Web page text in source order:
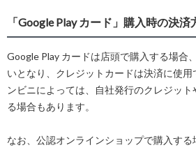
「Google Play カード」購入時の決済
Google Play カードは店頭で購入する場合
いとなり、クレジットカードは決済に使
ンビニによっては、自社発行のクレジッ
る場合もあります。
なお、公認オンラインショップで購入す